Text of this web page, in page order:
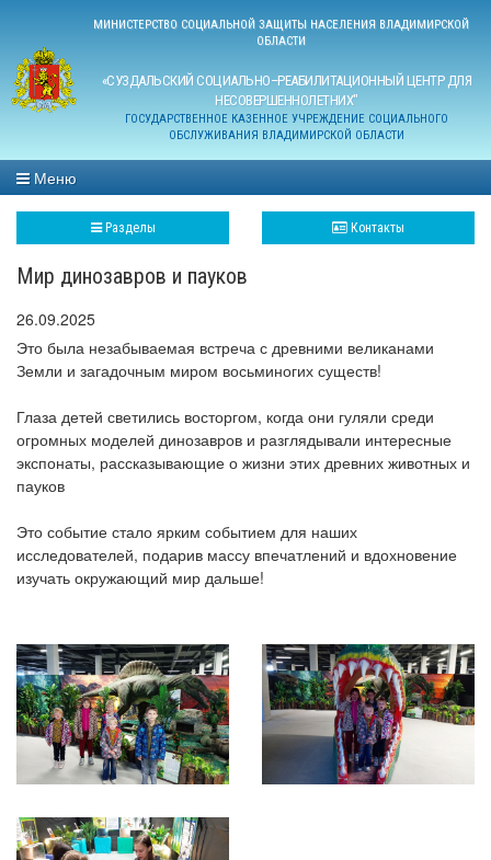
МИНИСТЕРСТВО СОЦИАЛЬНОЙ ЗАЩИТЫ НАСЕЛЕНИЯ ВЛАДИМИРСКОЙ
ОБЛАСТИ
«СУЗДАЛЬСКИЙ СОЦИАЛЬНО–РЕАБИЛИТАЦИОННЫЙ ЦЕНТР ДЛЯ
НЕСОВЕРШЕННОЛЕТНИХ"
ГОСУДАРСТВЕННОЕ КАЗЕННОЕ УЧРЕЖДЕНИЕ СОЦИАЛЬНОГО
ОБСЛУЖИВАНИЯ ВЛАДИМИРСКОЙ ОБЛАСТИ
Меню
Разделы Контакты
Мир динозавров и пауков
26.09.2025
Это была незабываемая встреча с древними великанами
Земли и загадочным миром восьминогих существ!
Глаза детей светились восторгом, когда они гуляли среди
огромных моделей динозавров и разглядывали интересные
экспонаты, рассказывающие о жизни этих древних животных и
пауков
Это событие стало ярким событием для наших
исследователей, подарив массу впечатлений и вдохновение
изучать окружающий мир дальше!